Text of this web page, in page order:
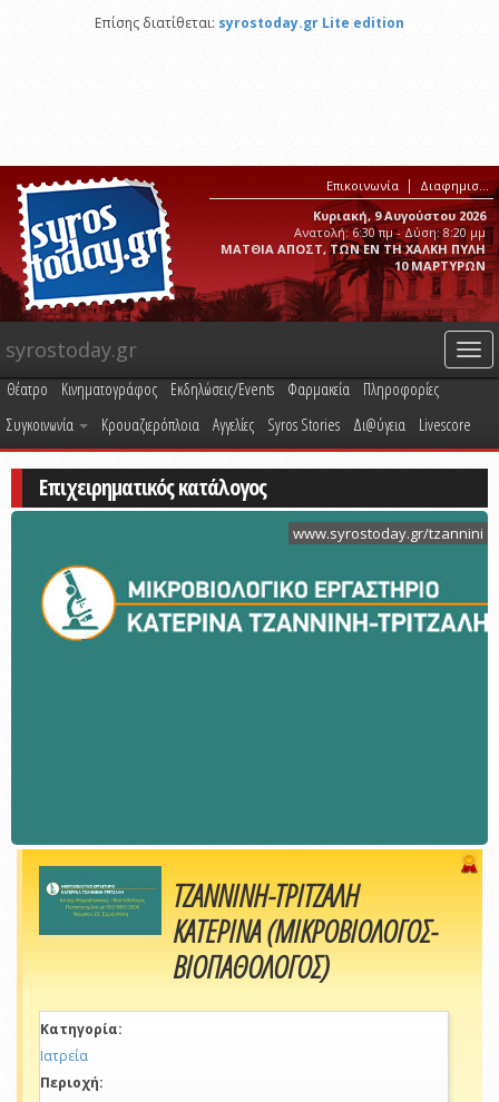
Επίσης διατίθεται: syrostoday.gr Lite edition
Επικοινωνία
Διαφημιστείτε στο syrostoday.gr
Κυριακή, 9 Αυγούστου 2026
Ανατολή: 6:30 πμ - Δύση: 8:20 μμ
ΜΑΤΘΙΑ ΑΠΟΣΤ, ΤΩΝ ΕΝ ΤΗ ΧΑΛΚΗ ΠΥΛΗ
10 ΜΑΡΤΥΡΩΝ
syrostoday.gr
Θέατρο Κινηματογράφος Εκδηλώσεις/Events Φαρμακεία
Πληροφορίες
Συγκοινωνία
Κρουαζιερόπλοια Αγγελίες Syros Stories Δι@ύγεια Livescore
Επιχειρηματικός κατάλογος
www.syrostoday.gr/tzannini
ΤΖΑΝΝΙΝΗ-ΤΡΙΤΖΑΛΗ
ΚΑΤΕΡΙΝΑ (ΜΙΚΡΟΒΙΟΛΟΓΟΣ-
ΒΙΟΠΑΘΟΛΟΓΟΣ)
Κατηγορία:
Ιατρεία
Περιοχή: